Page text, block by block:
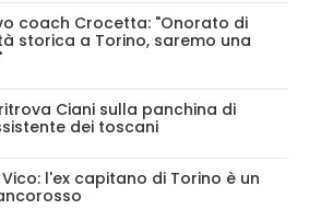
coach Crocetta: "Onorato di
storica a Torino, saremo una
ritrova Ciani sulla panchina di
dei toscani
l'ex capitano di Torino è un